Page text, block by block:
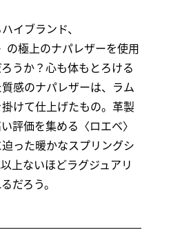
イブランド、
の極上のナパレザーを使用
うか？心も体もとろける
感のナパレザーは、ラム
けて仕上げたもの。革製
評価を集める〈ロエベ〉
った暖かなスプリングシ
上ないほどラグジュアリ
だろう。